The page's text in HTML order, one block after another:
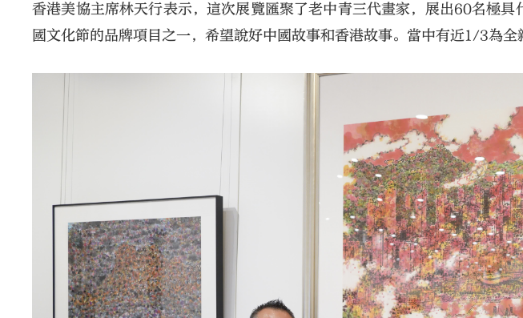
香港美協主席林天行表示，這次展覽匯聚了老中青三代畫家，展出60名極
國文化節的品牌項目之一，希望說好中國故事和香港故事。當中有近1/3為全